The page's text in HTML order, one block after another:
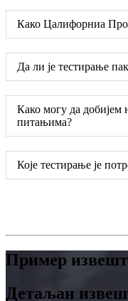
Како Цалифорниа
Да ли је тестирање
Како могу да добијем
питањима?
Које тестирање је
Пример
Детаљан